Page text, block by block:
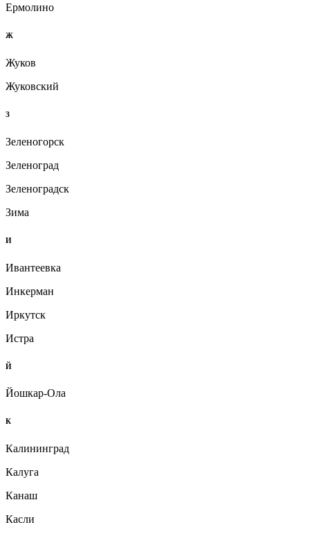
Ермолино
Ж
Жуков
Жуковский
З
Зеленогорск
Зеленоград
Зеленоградск
Зима
И
Ивантеевка
Инкерман
Иркутск
Истра
Й
Йошкар-Ола
К
Калининград
Калуга
Канаш
Касли